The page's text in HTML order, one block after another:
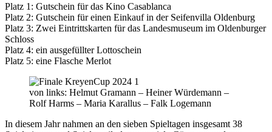
Platz 1: Gutschein für das Kino Casablanca
Platz 2: Gutschein für einen Einkauf in der Seifenvilla Oldenburg
Platz 3: Zwei Eintrittskarten für das Landesmuseum im Oldenburger
Schloss
Platz 4: ein ausgefüllter Lottoschein
Platz 5: eine Flasche Merlot
von links: Helmut Gramann – Heiner Würdemann –
Rolf Harms – Maria Karallus – Falk Logemann
In diesem Jahr nahmen an den sieben Spieltagen insgesamt 38